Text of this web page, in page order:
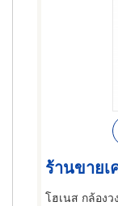
โฮเนส กล้อง